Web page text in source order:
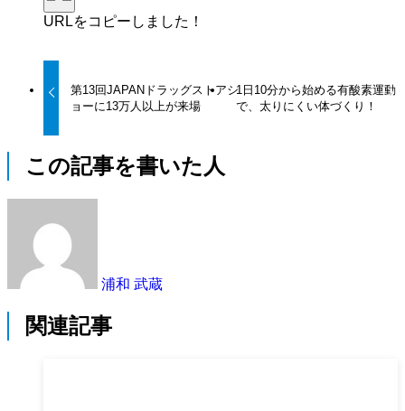
URLをコピーしました！
第13回JAPANドラッグストアシ
ョーに13万人以上が来場
1日10分から始める有酸素運動
で、太りにくい体づくり！
この記事を書いた人
浦和 武蔵
関連記事